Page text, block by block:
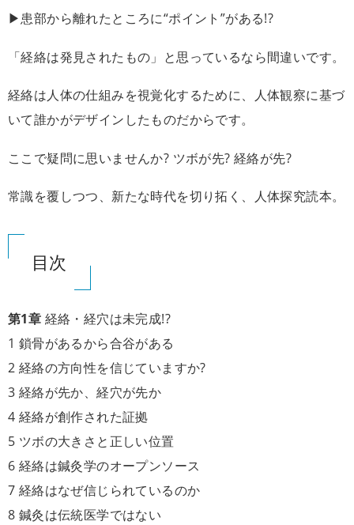
▶患部から離れたところに“ポイント”がある!?
「経絡は発見されたもの」と思っているなら間違いです。
経絡は人体の仕組みを視覚化するために、人体観察に基づ
いて誰かがデザインしたものだからです。
ここで疑問に思いませんか? ツボが先? 経絡が先?
常識を覆しつつ、新たな時代を切り拓く、人体探究読本。
目次
第1章 経絡・経穴は未完成!?
1 鎖骨があるから合谷がある
2 経絡の方向性を信じていますか?
3 経絡が先か、経穴が先か
4 経絡が創作された証拠
5 ツボの大きさと正しい位置
6 経絡は鍼灸学のオープンソース
7 経絡はなぜ信じられているのか
8 鍼灸は伝統医学ではない